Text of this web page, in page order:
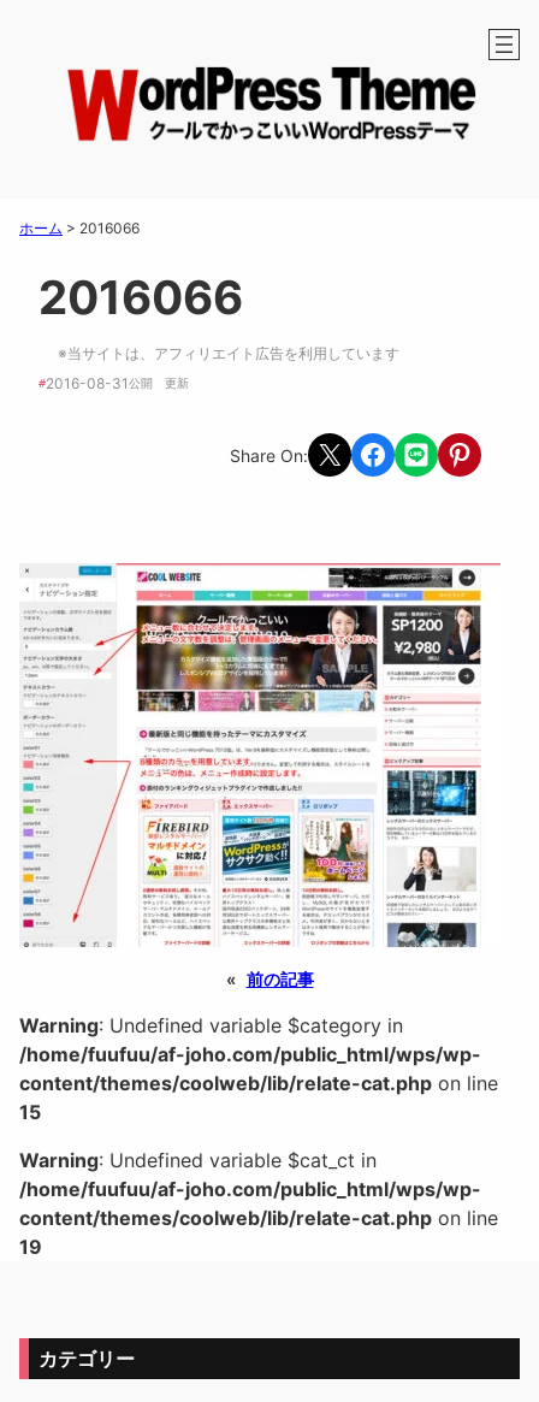
ホーム > 2016066
2016066
※当サイトは、アフィリエイト広告を利用しています
#2016-08-31公開 更新
Share On: Share on X Share on Facebook
Share on LINEShare on
« 前の記事
Warning: Undefined variable $category in
/home/fuufuu/af-joho.com/public_html/wps/wp-
content/themes/coolweb/lib/relate-cat.php on line
15
Warning: Undefined variable $cat_ct in
/home/fuufuu/af-joho.com/public_html/wps/wp-
content/themes/coolweb/lib/relate-cat.php on line
19
カテゴリー